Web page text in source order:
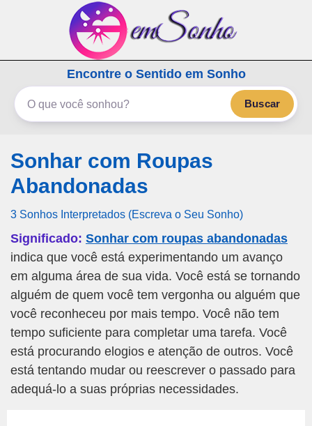
emSonho.com
Os sonhos significam mais
Encontre o Sentido em Sonho
Buscar
Sonhar com Roupas
Abandonadas
3 Sonhos Interpretados (Escreva o Seu Sonho)
Significado: Sonhar com roupas abandonadas
indica que você está experimentando um avanço
em alguma área de sua vida. Você está se tornando
alguém de quem você tem vergonha ou alguém que
você reconheceu por mais tempo. Você não tem
tempo suficiente para completar uma tarefa. Você
está procurando elogios e atenção de outros. Você
está tentando mudar ou reescrever o passado para
adequá-lo a suas próprias necessidades.